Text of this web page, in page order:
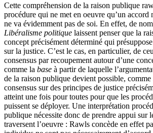
Cette compréhension de la raison publique
procédure qui ne met en oeuvre qu’un
ne va évidemment pas de soi. En effet, de
Libéralisme politique laissent penser que la
concept précisément déterminé qui
sur la justice. C’est le cas, en particulier, de
consensus par recoupement autour d’une
comme la base à partir de laquelle
de la raison publique devient possible,
consensus sur des principes de justice
atteint une fois pour toutes pour que les
puissent se déployer. Une interprétation
publique nécessite donc de prendre appui sur
traversent l’oeuvre : Rawls concède en effet